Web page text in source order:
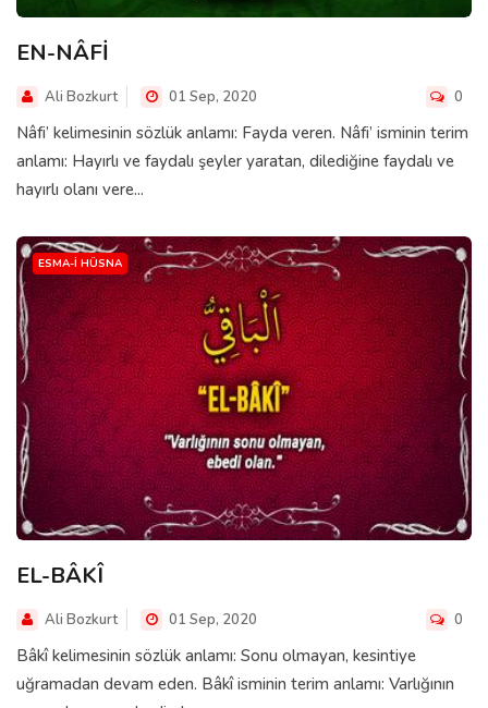
EN-NÂFİ
Ali Bozkurt 01 Sep, 2020 0
Nâfi’ kelimesinin sözlük anlamı: Fayda veren. Nâfi’ isminin terim
anlamı: Hayırlı ve faydalı şeyler yaratan, dilediğine faydalı ve
hayırlı olanı vere...
ESMA-I HÜSNA
EL-BÂKÎ
Ali Bozkurt 01 Sep, 2020 0
Bâkî kelimesinin sözlük anlamı: Sonu olmayan, kesintiye
uğramadan devam eden. Bâkî isminin terim anlamı: Varlığının